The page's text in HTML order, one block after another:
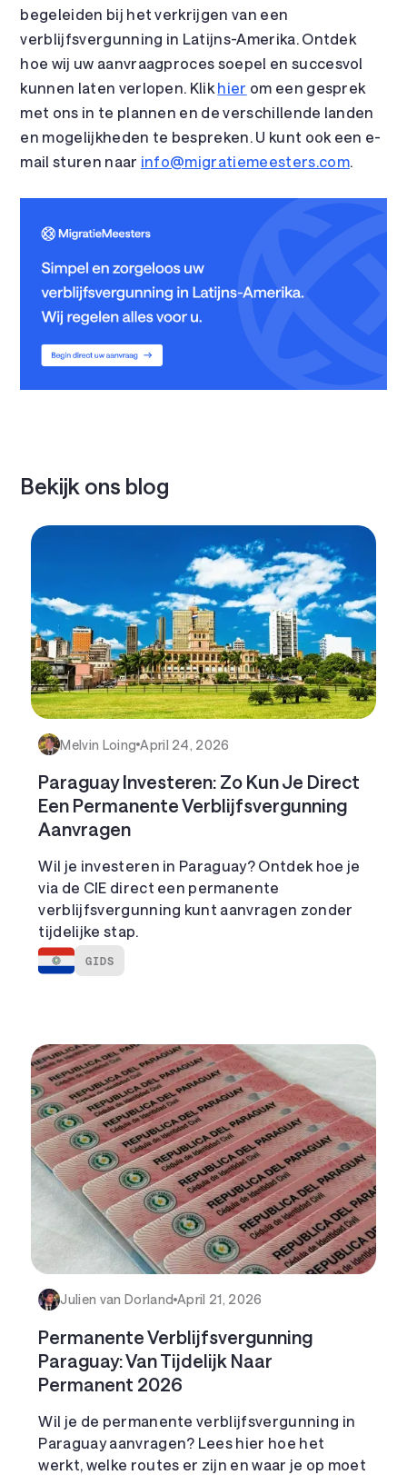
begeleiden bij het verkrijgen van een
verblijfsvergunning in Latijns-Amerika. Ontdek
hoe wij uw aanvraagproces soepel en succesvol
kunnen laten verlopen. Klik hier om een gesprek
met ons in te plannen en de verschillende landen
en mogelijkheden te bespreken. U kunt ook een e-
mail sturen naar info@migratiemeesters.com.
Bekijk ons blog
Melvin Loing April 24, 2026
Paraguay Investeren: Zo Kun Je Direct
Een Permanente Verblijfsvergunning
Aanvragen
Wil je investeren in Paraguay? Ontdek hoe je
via de CIE direct een permanente
verblijfsvergunning kunt aanvragen zonder
tijdelijke stap.
GIDS
Julien van Dorland April 21, 2026
Permanente Verblijfsvergunning
Paraguay: Van Tijdelijk Naar
Permanent 2026
Wil je de permanente verblijfsvergunning in
Paraguay aanvragen? Lees hier hoe het
werkt, welke routes er zijn en waar je op moet